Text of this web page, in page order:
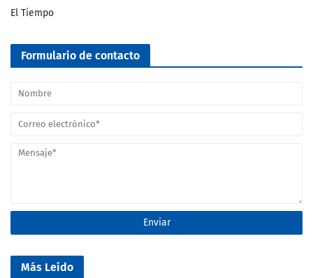
El Tiempo
Formulario de contacto
Más Leído